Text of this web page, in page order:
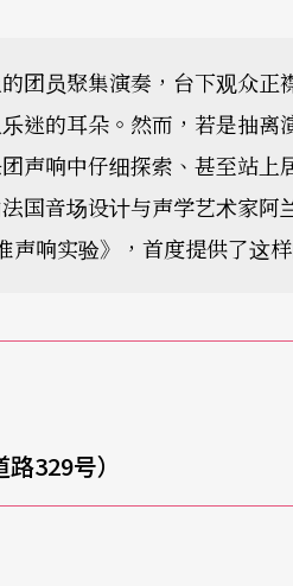
团员聚集演奏，台下观众正
迷的耳朵。然而，若是抽离
声响中仔细探索、甚至站上
国音场设计与声学艺术家
响实验》，首度提供了这样
329号）